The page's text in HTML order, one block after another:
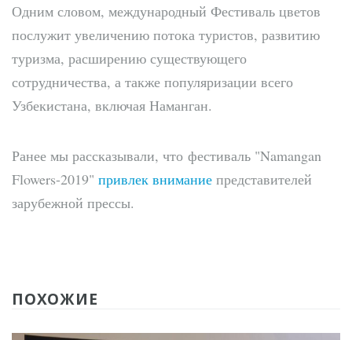
Одним словом, международный Фестиваль цветов
послужит увеличению потока туристов, развитию
туризма, расширению существующего
сотрудничества, а также популяризации всего
Узбекистана, включая Наманган.
Ранее мы рассказывали, что фестиваль "Namangan
Flowers-2019" привлек внимание представителей
зарубежной прессы.
ПОХОЖИЕ